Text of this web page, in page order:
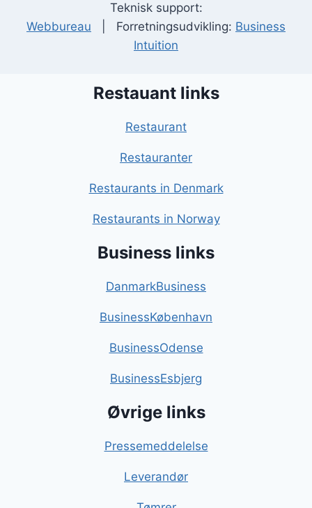
Teknisk support:
Webbureau | Forretningsudvikling: Business
Intuition
Restauant links
Restaurant
Restauranter
Restaurants in Denmark
Restaurants in Norway
Business links
DanmarkBusiness
BusinessKøbenhavn
BusinessOdense
BusinessEsbjerg
Øvrige links
Pressemeddelelse
Leverandør